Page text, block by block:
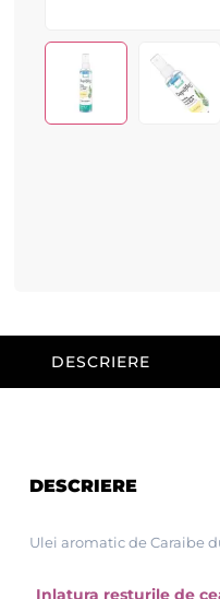
DESCRIERE
DESCRIERE
Ulei aromatic de Caraibe
Inlatura resturile de